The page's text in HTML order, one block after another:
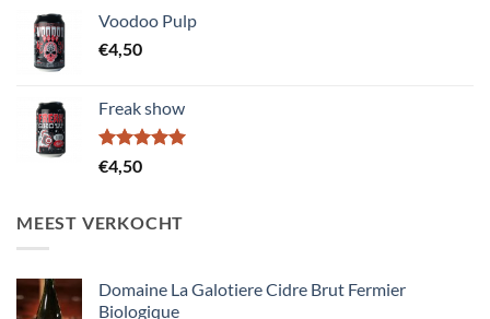
Voodoo Pulp
€4,50
Freak show
Gewaardeerd
5.00
€4,50
MEEST VERKOCHT
Domaine La Galotiere Cidre Brut Fermier
Biologique